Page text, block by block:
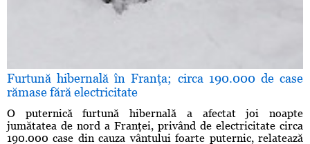
Furtună hibernală în Franţa; circa 190.000 de case
rămase fără electricitate
O puternică furtună hibernală a afectat joi noapte
jumătatea de nord a Franţei, privând de electricitate circa
190.000 case din cauza vântului foarte puternic, relatează